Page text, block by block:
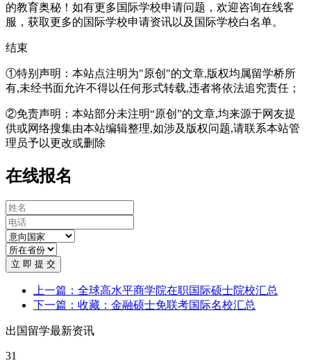
的教育奥秘！如有更多国际学校申请问题，欢迎咨询在线客
服 ，获取更多的国际学校申请资讯以及国际学校白名单。
结束
①特别声明：本站点注明为"原创"的文章,版权均属留学桥所
有,未经书面允许不得以任何形式转载,违者将依法追究责任；
②免责声明：本站部分未注明“原创”的文章,均来源于网友提
供或网络搜集由本站编辑整理,如涉及版权问题,请联系本站管
理员予以更改或删除
在线报名
立 即 提 交
上一篇：全球高水平商学院在职国际硕士院校汇总
下一篇：收藏：金融硕士免联考国际名校汇总
出国留学最新资讯
31